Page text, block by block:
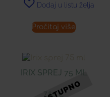
Dodaj u listu želja
Pročitaj više
IRIX SPREJ 75 ML
7,86€